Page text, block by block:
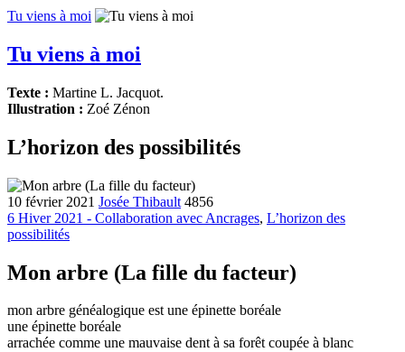
Tu viens à moi
Tu viens à moi
Texte : Martine L. Jacquot.
Illustration : Zoé Zénon
L’horizon des possibilités
10 février 2021 Josée Thibault 4856
6 Hiver 2021 - Collaboration avec Ancrages, L’horizon des
possibilités
Mon arbre (La fille du facteur)
mon arbre généalogique est une épinette boréale
une épinette boréale
arrachée comme une mauvaise dent à sa forêt coupée à blanc